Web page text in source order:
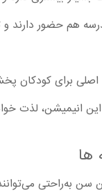
هم حضور دارند و
اصلی برای
انیمیشن، لذت
سال مناسب است. بچه‌ها در